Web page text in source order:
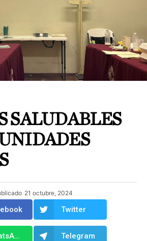
SALUDABLES
21 octubre, 2024
Twitter
WhatsApp Telegram